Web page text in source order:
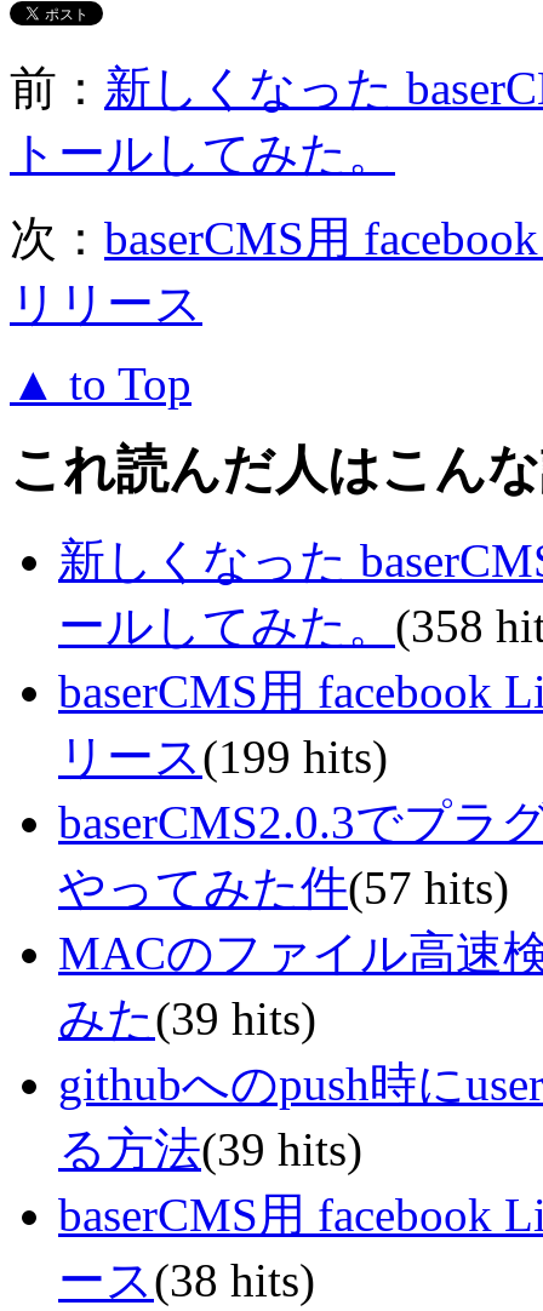
前： 新しくなった
トールしてみた。
次： baserCMS用
リリース
▲ to Top
これ読んだ人はこん
新しくなった
ールしてみた。 (358
baserCMS用 facebook
リース(199 hits)
baserCMS2.0.3でプラ
やってみた件(57 hits)
MACのファイル高速
みた(39 hits)
githubへのpush時に
る方法(39 hits)
baserCMS用 facebook
ース(38 hits)